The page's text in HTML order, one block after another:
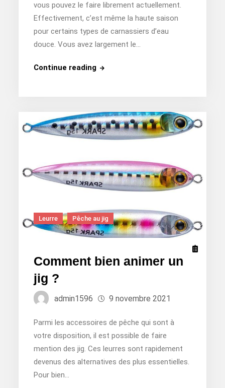
vous pouvez le faire librement actuellement.
Effectivement, c’est même la haute saison
pour certains types de carnassiers d’eau
douce. Vous avez largement le…
Continue readingOù
carnassier
?
Leurre Pêche au jig
Comment bien animer un
jig ?
admin1596 9 novembre 2021
Parmi les accessoires de pêche qui sont à
votre disposition, il est possible de faire
mention des jig. Ces leurres sont rapidement
devenus des alternatives des plus essentielles.
Pour bien…